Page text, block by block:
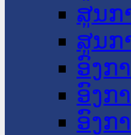
ສູນກ
ສູນກ
ອົງກ
ອົງກ
ອົງກ